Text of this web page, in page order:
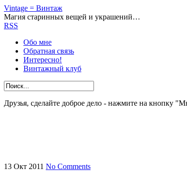
Vintage = Винтаж
Магия старинных вещей и украшений…
RSS
Обо мне
Обратная связь
Интересно!
Винтажный клуб
Друзья, сделайте доброе дело - нажмите на кнопку
13 Окт 2011 No Comments